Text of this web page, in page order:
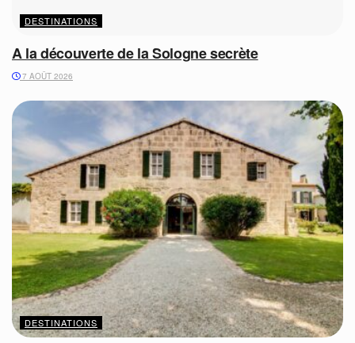
DESTINATIONS
A la découverte de la Sologne secrète
7 AOÛT 2026
DESTINATIONS